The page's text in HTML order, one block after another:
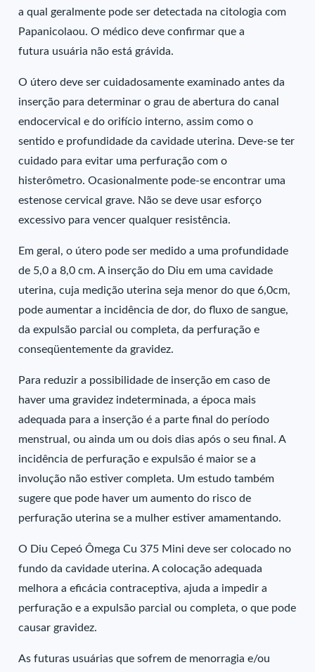
a qual geralmente pode ser detectada na citologia com
Papanicolaou. O médico deve confirmar que a
futura usuária não está grávida.
O útero deve ser cuidadosamente examinado antes da
inserção para determinar o grau de abertura do canal
endocervical e do orifício interno, assim como o
sentido e profundidade da cavidade uterina. Deve-se ter
cuidado para evitar uma perfuração com o
histerômetro. Ocasionalmente pode-se encontrar uma
estenose cervical grave. Não se deve usar esforço
excessivo para vencer qualquer resistência.
Em geral, o útero pode ser medido a uma profundidade
de 5,0 a 8,0 cm. A inserção do Diu em uma cavidade
uterina, cuja medição uterina seja menor do que 6,0cm,
pode aumentar a incidência de dor, do fluxo de sangue,
da expulsão parcial ou completa, da perfuração e
conseqüentemente da gravidez.
Para reduzir a possibilidade de inserção em caso de
haver uma gravidez indeterminada, a época mais
adequada para a inserção é a parte final do período
menstrual, ou ainda um ou dois dias após o seu final. A
incidência de perfuração e expulsão é maior se a
involução não estiver completa. Um estudo também
sugere que pode haver um aumento do risco de
perfuração uterina se a mulher estiver amamentando.
O Diu Cepeó Ômega Cu 375 Mini deve ser colocado no
fundo da cavidade uterina. A colocação adequada
melhora a eficácia contraceptiva, ajuda a impedir a
perfuração e a expulsão parcial ou completa, o que pode
causar gravidez.
As futuras usuárias que sofrem de menorragia e/ou